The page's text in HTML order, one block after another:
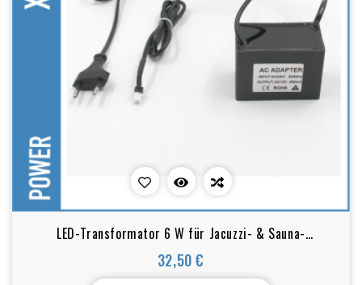
LED-Transformator 6 W für Jacuzzi- & Sauna-
Beleuchtung
32,50 €
Preis